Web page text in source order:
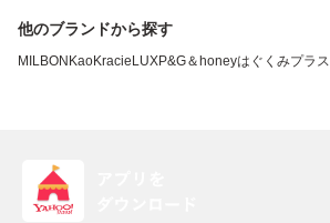
他のブランドから探す
MILBON KaoKracie LUXP&G＆honeyはぐくみプラス